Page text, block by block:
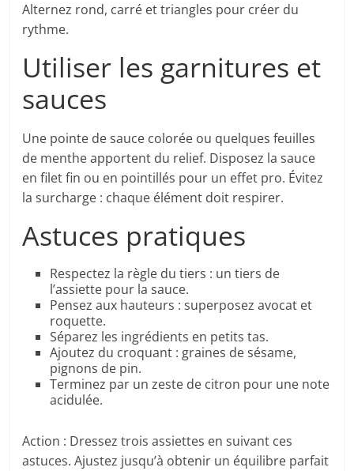
Alternez rond, carré et triangles pour créer du
rythme.
Utiliser les garnitures et
sauces
Une pointe de sauce colorée ou quelques feuilles
de menthe apportent du relief. Disposez la sauce
en filet fin ou en pointillés pour un effet pro. Évitez
la surcharge : chaque élément doit respirer.
Astuces pratiques
Respectez la règle du tiers : un tiers de
l’assiette pour la sauce.
Pensez aux hauteurs : superposez avocat et
roquette.
Séparez les ingrédients en petits tas.
Ajoutez du croquant : graines de sésame,
pignons de pin.
Terminez par un zeste de citron pour une note
acidulée.
Action : Dressez trois assiettes en suivant ces
astuces. Ajustez jusqu’à obtenir un équilibre parfait